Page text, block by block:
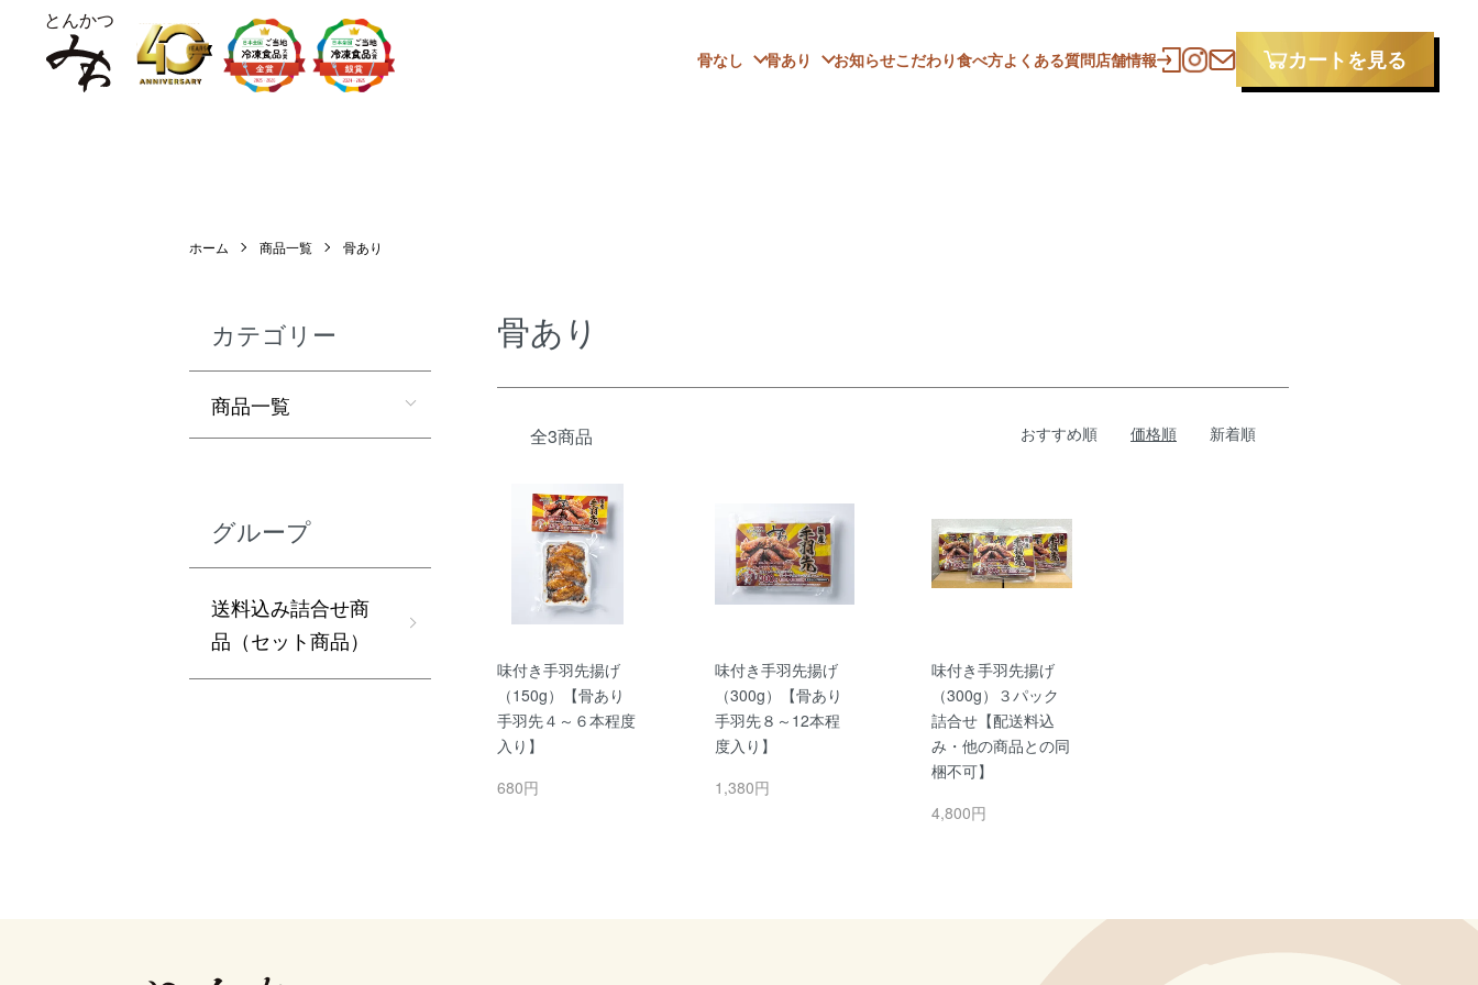
骨なし 骨あり お知らせこだわり食べ方よくある質問店舗情報 カートを見る
ホーム 商品一覧 骨あり
骨あり
全3商品 おすすめ順 価格順 新着順
味付き手羽先揚げ
（150g）【骨あり
手羽先４～６本程度
入り】
680円
味付き手羽先揚げ
（300g）【骨あり
手羽先８～12本程
度入り】
1,380円
味付き手羽先揚げ
（300g）３パック
詰合せ【配送料込
み・他の商品との同
梱不可】
4,800円
カテゴリー
商品一覧
グループ
送料込み詰合せ商
品（セット商品）